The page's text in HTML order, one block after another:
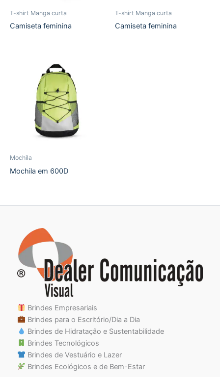
T-shirt Manga curta
Camiseta feminina
T-shirt Manga curta
Camiseta feminina
Mochila
Mochila em 600D
Brindes Empresariais
Brindes para o Escritório/Dia a Dia
Brindes de Hidratação e Sustentabilidade
Brindes Tecnológicos
Brindes de Vestuário e Lazer
Brindes Ecológicos e de Bem-Estar